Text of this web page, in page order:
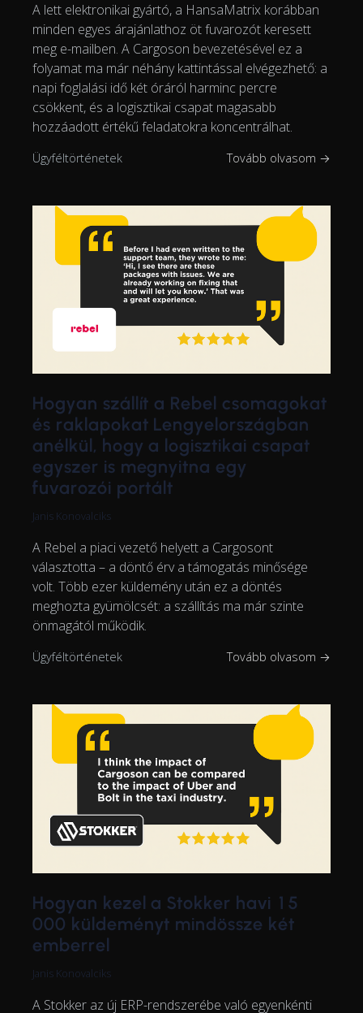
A lett elektronikai gyártó, a HansaMatrix korábban
minden egyes árajánlathoz öt fuvarozót keresett
meg e-mailben. A Cargoson bevezetésével ez a
folyamat ma már néhány kattintással elvégezhető: a
napi foglalási idő két óráról harminc percre
csökkent, és a logisztikai csapat magasabb
hozzáadott értékű feladatokra koncentrálhat.
Ügyféltörténetek Tovább olvasom →
Hogyan szállít a Rebel csomagokat
és raklapokat Lengyelországban
anélkül, hogy a logisztikai csapat
egyszer is megnyitna egy
fuvarozói portált
Janis Konovalciks
A Rebel a piaci vezető helyett a Cargosont
választotta – a döntő érv a támogatás minősége
volt. Több ezer küldemény után ez a döntés
meghozta gyümölcsét: a szállítás ma már szinte
önmagától működik.
Ügyféltörténetek Tovább olvasom →
Hogyan kezel a Stokker havi 15
000 küldeményt mindössze két
emberrel
Janis Konovalciks
A Stokker az új ERP-rendszerébe való egyenkénti